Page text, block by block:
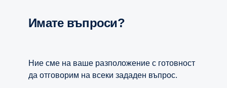
Имате въпроси?
Ние сме на ваше разположение с готовност
да отговорим на всеки зададен въпрос.